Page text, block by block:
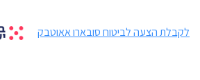
לקבלת הצעה לביטוח סובארו אאוטבק